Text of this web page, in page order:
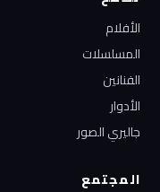
الأفلام
المسلسلات
الفنانين
الأدوار
جاليري الصور
المجتمع